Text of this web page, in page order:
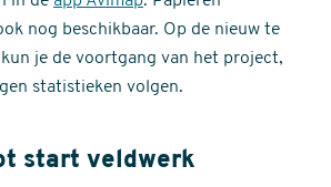
nog beschikbaar. Op de nieuw te
je de voortgang van het project,
statistieken volgen.
start veldwerk